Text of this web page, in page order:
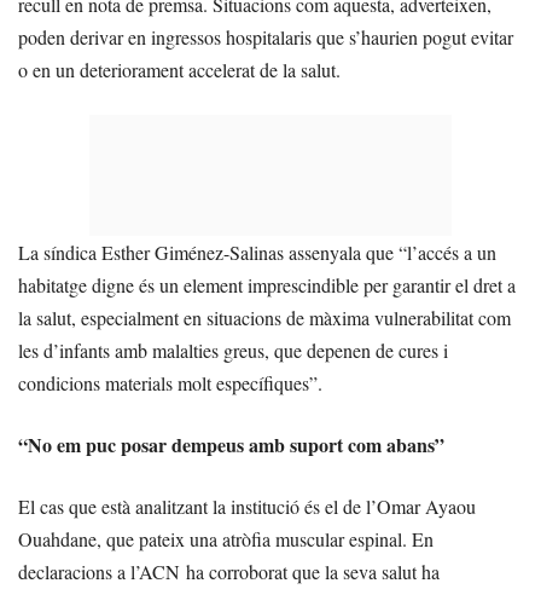
poden derivar en ingressos hospitalaris que s’haurien pogut evitar
o en un deteriorament accelerat de la salut.
La síndica Esther Giménez-Salinas assenyala que “l’accés a un
habitatge digne és un element imprescindible per garantir el dret a
la salut, especialment en situacions de màxima vulnerabilitat com
les d’infants amb malalties greus, que depenen de cures i
condicions materials molt específiques”.
“No em puc posar dempeus amb suport com abans”
El cas que està analitzant la institució és el de l’Omar Ayaou
Ouahdane, que pateix una atròfia muscular espinal. En
declaracions a l’ACN ha corroborat que la seva salut ha